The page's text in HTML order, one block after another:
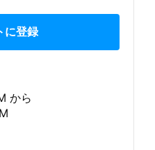
に登録
から